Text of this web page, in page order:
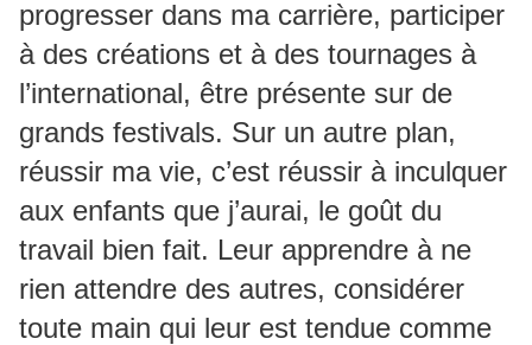
progresser dans ma carrière, participer
à des créations et à des tournages à
l’international, être présente sur de
grands festivals. Sur un autre plan,
réussir ma vie, c’est réussir à inculquer
aux enfants que j’aurai, le goût du
travail bien fait. Leur apprendre à ne
rien attendre des autres, considérer
toute main qui leur est tendue comme